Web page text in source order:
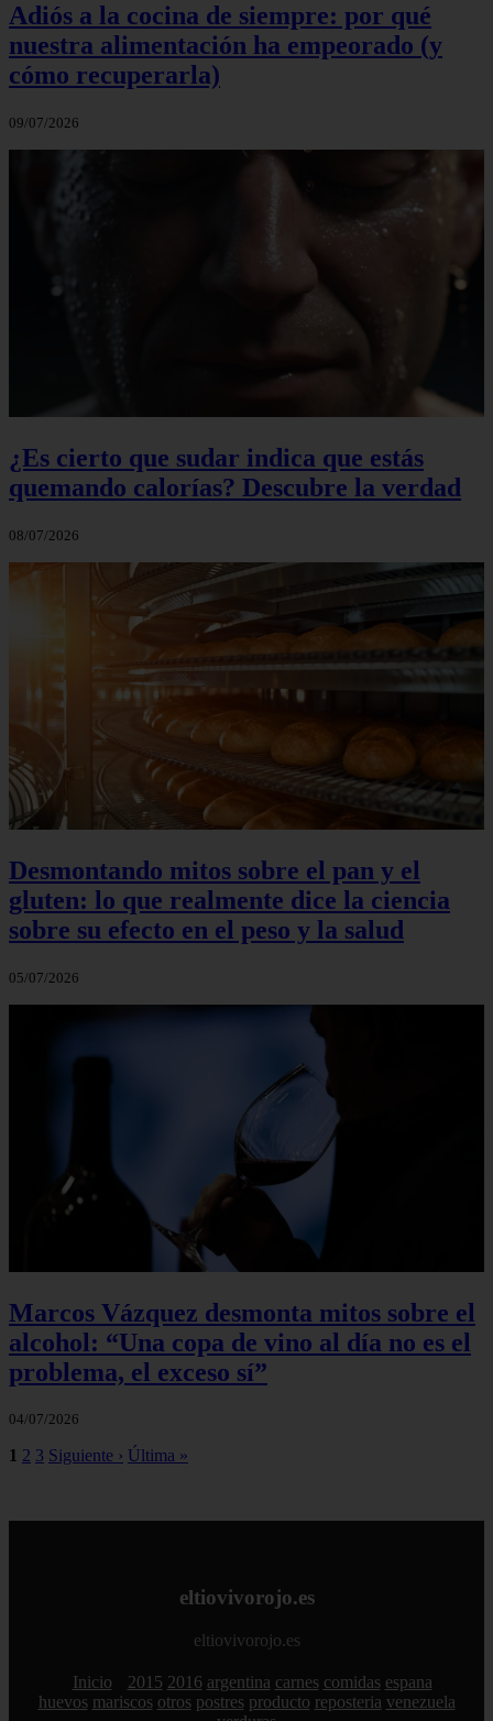
Adiós a la cocina de siempre: por qué
nuestra alimentación ha empeorado (y
cómo recuperarla)
09/07/2026
¿Es cierto que sudar indica que estás
quemando calorías? Descubre la verdad
08/07/2026
Desmontando mitos sobre el pan y el
gluten: lo que realmente dice la ciencia
sobre su efecto en el peso y la salud
05/07/2026
Marcos Vázquez desmonta mitos sobre el
alcohol: “Una copa de vino al día no es el
problema, el exceso sí”
04/07/2026
1 2 3 Siguiente › Última »
eltiovivorojo.es
eltiovivorojo.es
Inicio 2015 2016 argentina carnes comidas espana
huevos mariscos otros postres producto reposteria venezuela